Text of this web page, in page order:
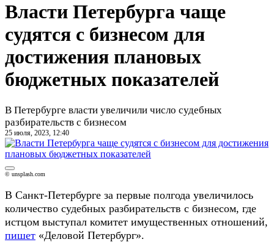
Власти Петербурга чаще
судятся с бизнесом для
достижения плановых
бюджетных показателей
В Петербурге власти увеличили число судебных
разбирательств с бизнесом
25 июля, 2023, 12:40
© unsplash.com
В Санкт-Петербурге за первые полгода увеличилось
количество судебных разбирательств с бизнесом, где
истцом выступал комитет имущественных отношений,
пишет «Деловой Петербург».